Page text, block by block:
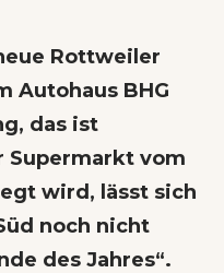
Rottweiler
Autohaus BHG
das ist
Supermarkt vom
wird, lässt sich
noch nicht
des Jahres“.